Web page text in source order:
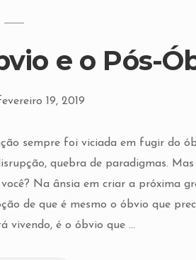
e o Pós-
19, 2019
sempre foi viciada em fugir do
quebra de paradigmas.
Na ânsia em criar a próxima
de que é mesmo o óbvio que
vivendo, é o óbvio que ...